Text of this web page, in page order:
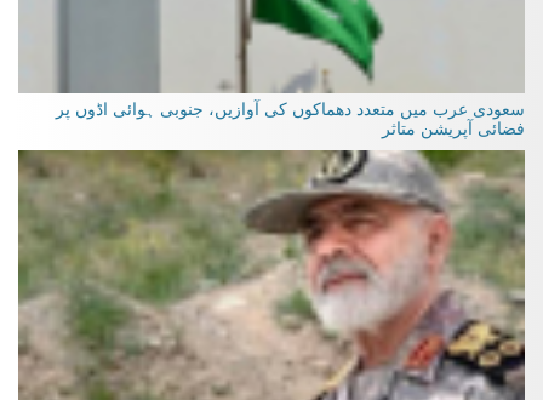
سعودی عرب میں متعدد دھماکوں کی آوازیں، جنوبی ہوائی اڈوں پر
فضائی آپریشن متاثر